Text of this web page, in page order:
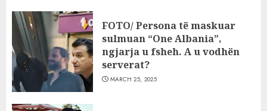
FOTO/ Persona të maskuar
sulmuan “One Albania”,
ngjarja u fsheh. A u vodhën
serverat?
MARCH 25, 2025